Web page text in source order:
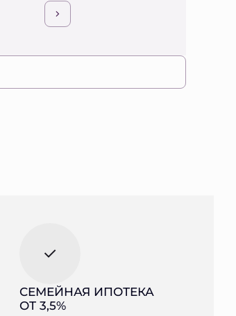
СЕМЕЙНАЯ ИПОТЕКА
ОТ 3,5%